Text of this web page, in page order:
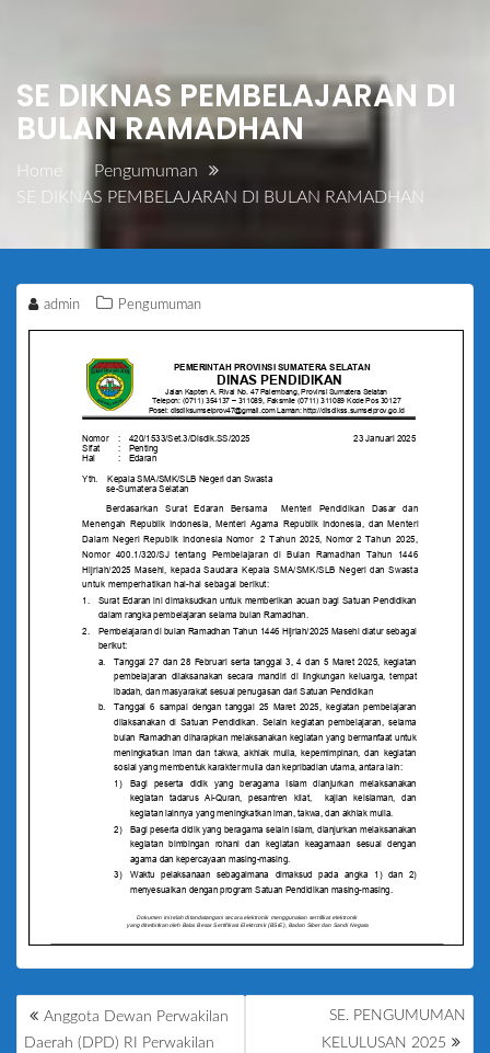
SE DIKNAS PEMBELAJARAN DI
BULAN RAMADHAN
Home
Pengumuman
SE DIKNAS PEMBELAJARAN DI BULAN RAMADHAN
admin Pengumuman
POST
NAVIGATION
Anggota Dewan Perwakilan
Daerah (DPD) RI Perwakilan
SE. PENGUMUMAN
KELULUSAN 2025